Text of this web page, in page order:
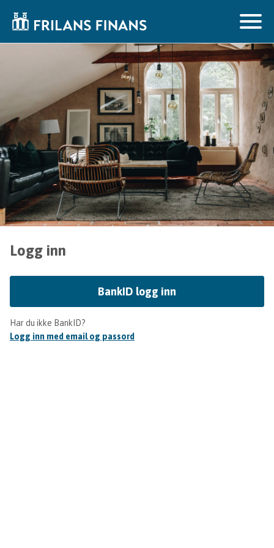
Logg inn
BankID logg inn
Har du ikke BankID?
Logg inn med email og passord